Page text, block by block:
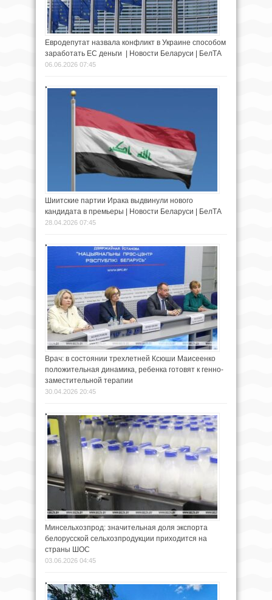
Евродепутат назвала конфликт в Украине способом
заработать ЕС деньги | Новости Беларуси | БелТА
06.06.2026 07:45
Шиитские партии Ирака выдвинули нового
кандидата в премьеры | Новости Беларуси | БелТА
28.04.2026 07:45
Врач: в состоянии трехлетней Ксюши Маисеенко
положительная динамика, ребенка готовят к генно-
заместительной терапии
30.04.2026 20:45
Минсельхозпрод: значительная доля экспорта
белорусской сельхозпродукции приходится на
страны ШОС
03.06.2026 04:45